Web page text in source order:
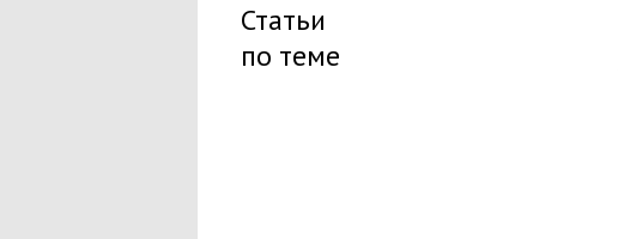
Статьи
по теме